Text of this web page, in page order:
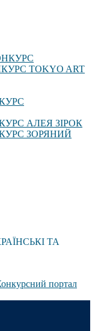
TOKYO ART
АЛЕЯ ЗІРОК
ЗОРЯНИЙ
ТА
портал